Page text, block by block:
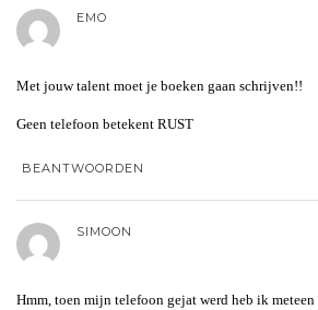
EMO
Met jouw talent moet je boeken gaan schrijven!!
Geen telefoon betekent RUST
BEANTWOORDEN
SIMOON
Hmm, toen mijn telefoon gejat werd heb ik meteen